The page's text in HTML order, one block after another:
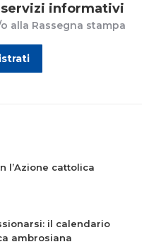
informativi
alla Rassegna stampa
l’Azione cattolica
il calendario
ambrosiana